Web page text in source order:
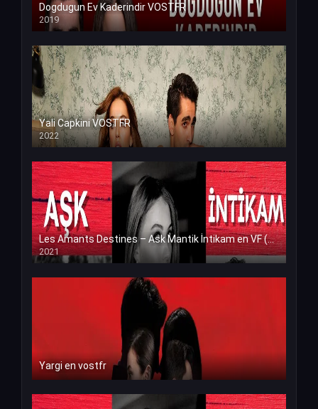
Dogdugun Ev Kaderindir VOSTFR
2019
Yali Capkini VOSTFR
2022
Les Amants Destines – Ask Mantik İntikam en VF (Voix Francaise)
2021
Yargi en vostfr